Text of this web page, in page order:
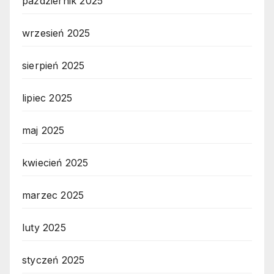
wrzesień 2025
sierpień 2025
lipiec 2025
maj 2025
kwiecień 2025
marzec 2025
luty 2025
styczeń 2025